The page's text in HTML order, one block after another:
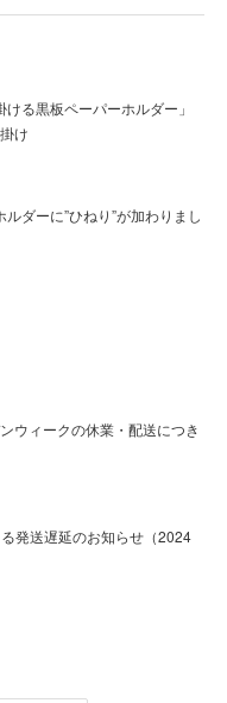
る黒板ペーパーホルダー」
け
ダーに”ひねり”が加わりまし
ウィークの休業・配送につき
発送遅延のお知らせ（2024